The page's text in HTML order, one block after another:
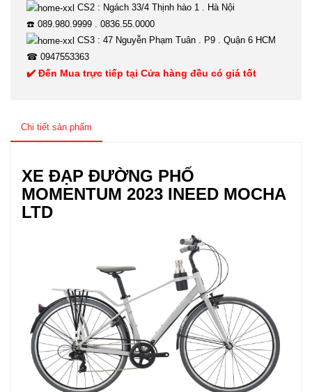
CS2 : Ngách 33/4 Thịnh hào 1 . Hà Nội
☎️ 089.980.9999 . 0836.55.0000
CS3 : 47 Nguyễn Phạm Tuân . P9 . Quận 6 HCM
☎ 0947553363
✔️ Đến Mua trực tiếp tại Cửa hàng đều có giá tốt
Chi tiết sản phẩm
XE ĐẠP ĐƯỜNG PHỐ
MOMENTUM 2023 INEED MOCHA
LTD